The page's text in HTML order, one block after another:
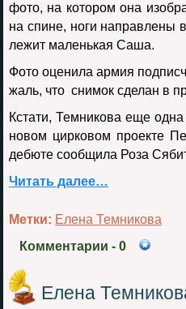
фото, на котором она
на спине, ноги направлены
лежит маленькая Саша.
Фото оценила армия
жаль, что снимок сделан в
Кстати, Темникова еще
новом цирковом проекте
дебюте сообщила Роза
Читать далее…
Метки: Елена Темникова
Комментарии - 0
Елена